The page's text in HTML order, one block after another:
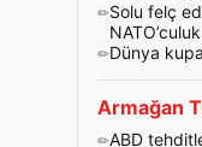
Solu felç
Dünya
Armağan
ABD